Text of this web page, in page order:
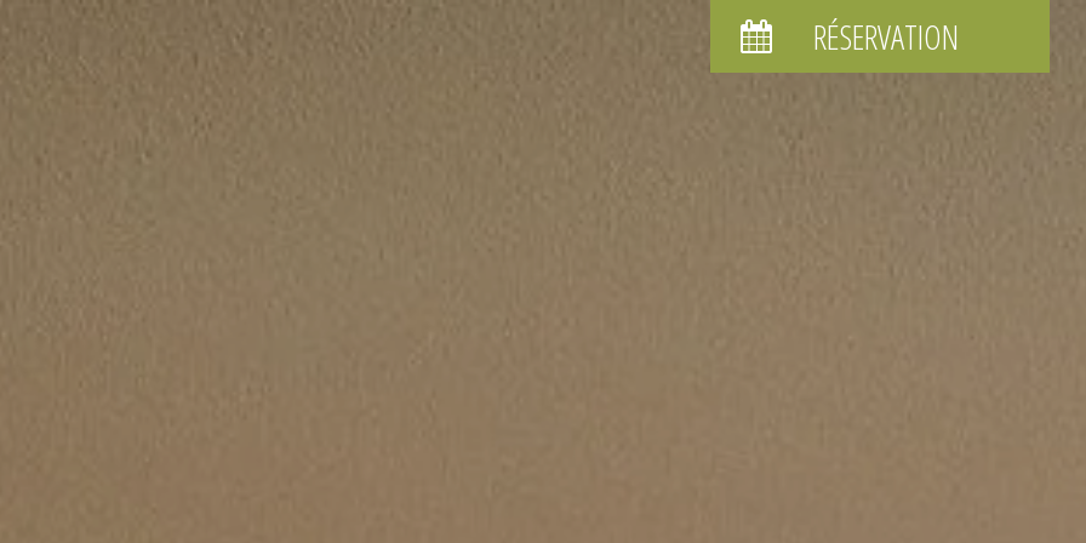
RÉSERVATION